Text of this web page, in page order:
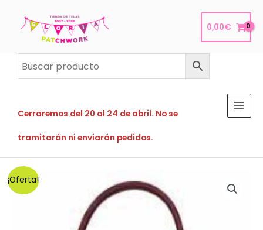
0,00€
Cerraremos del 20 al 24 de abril. No se
tramitarán ni enviarán pedidos.
¡Oferta!